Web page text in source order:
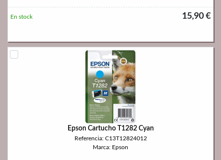
15,90 €
En stock
Epson Cartucho T1282 Cyan
Referencia: C13T12824012
Marca: Epson